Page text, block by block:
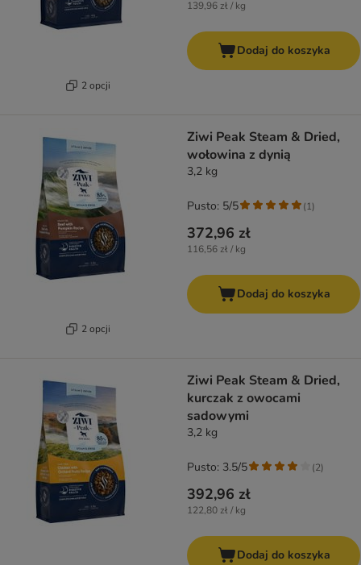
2 opcji
139,96 zł / kg
Dodaj do koszyka
2 opcji
Ziwi Peak Steam & Dried,
wołowina z dynią
3,2 kg
372,96 zł
116,56 zł / kg
Pusto: 5/5 (1)
Dodaj do koszyka
Ziwi Peak Steam & Dried,
kurczak z owocami
sadowymi
3,2 kg
392,96 zł
122,80 zł / kg
Pusto: 3.5/5 (2)
Dodaj do koszyka